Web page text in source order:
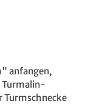
anfangen,
Turmalin-
Turmschnecke